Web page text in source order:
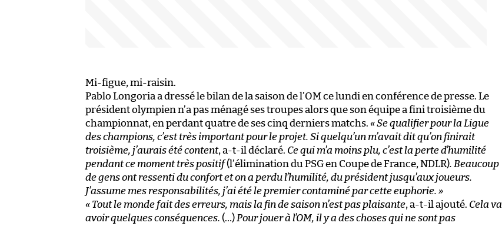
Mi-figue, mi-raisin.
Pablo Longoria a dressé le bilan de la saison de l’OM ce lundi en conférence de presse. Le
président olympien n’a pas ménagé ses troupes alors que son équipe a fini troisième du
championnat, en perdant quatre de ses cinq derniers matchs. « Se qualifier pour la Ligue
des champions, c’est très important pour le projet. Si quelqu’un m’avait dit qu’on finirait
troisième, j’aurais été content, a-t-il déclaré. Ce qui m’a moins plu, c’est la perte d’humilité
pendant ce moment très positif(l’élimination du PSG en Coupe de France, NDLR). Beaucoup
de gens ont ressenti du confort et on a perdu l’humilité, du président jusqu’aux joueurs.
J’assume mes responsabilités, j’ai été le premier contaminé par cette euphorie. »
« Tout le monde fait des erreurs, mais la fin de saison n’est pas plaisante, a-t-il ajouté. Cela va
avoir quelques conséquences. (…) Pour jouer à l’OM, il y a des choses qui ne sont pas